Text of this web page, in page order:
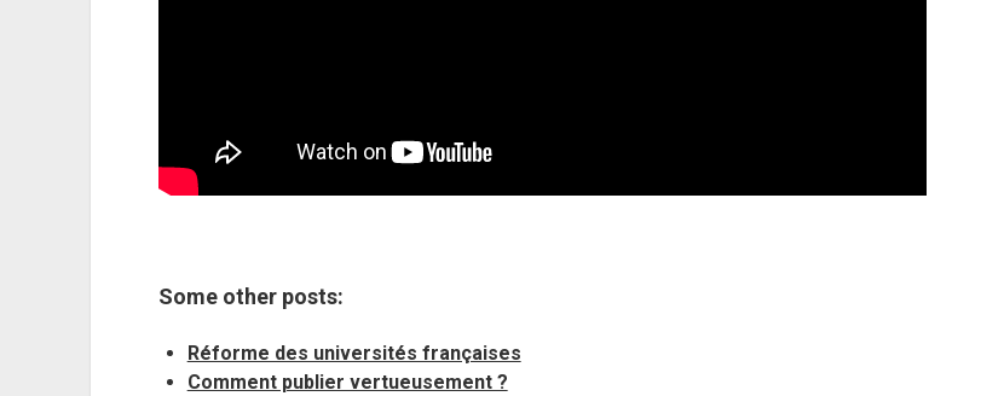
Some other posts:
Réforme des universités françaises
Comment publier vertueusement ?